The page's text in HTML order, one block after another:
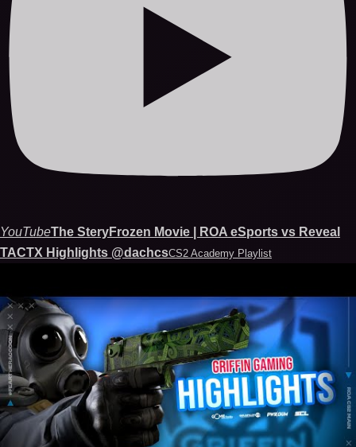
YouTubeThe SteryFrozen Movie | ROA eSports vs Reveal
TACTX Highlights @dachcsCS2 Academy Playlist